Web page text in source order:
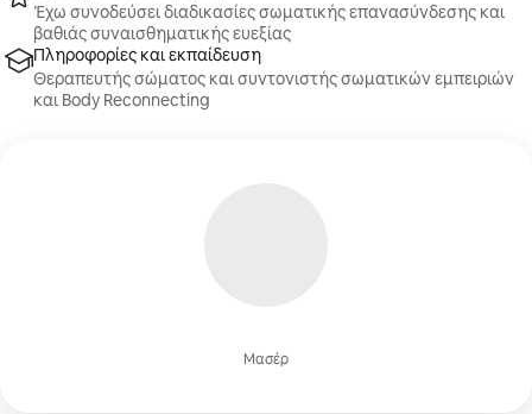
Μασέρ
Έχω συνοδεύσει διαδικασίες σωματικής επανασύνδεσης και
βαθιάς συναισθηματικής ευεξίας
Πληροφορίες και εκπαίδευση
Θεραπευτής σώματος και συντονιστής σωματικών εμπειριών
και Body Reconnecting